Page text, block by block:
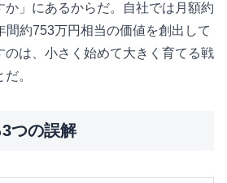
か」にあるからだ。自社では月額約
間約753万円相当の価値を創出して
のは、小さく始めて大きく育てる戦
。
つの誤解